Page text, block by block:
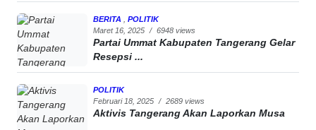
BERITA
POLITIK
Maret 16, 2025 / 6948 views
Partai Ummat Kabupaten Tangerang Gelar
Resepsi ...
POLITIK
Februari 18, 2025 / 2689 views
Aktivis Tangerang Akan Laporkan Musa